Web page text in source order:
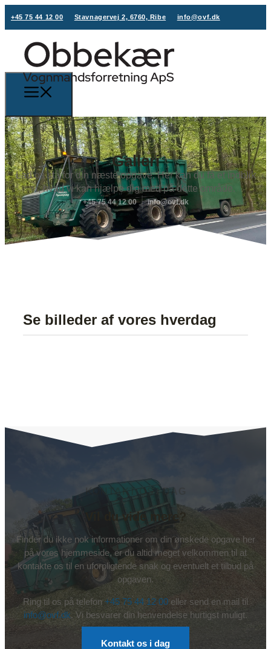
+45 75 44 12 00 Stavnagervej 2, 6760, Ribe info@ovf.dk
Galleri
Lad os stå for din næste opgave. Her kan du få et indblik
i, hvad vi kan hjælpe dig med på dette område.
+45 75 44 12 00 info@ovf.dk
Se billeder af vores hverdag
KONTAKT OS I DAG
Vil du vide mere?
Finder du ikke nok informationer om din ønskede opgave her
på vores hjemmeside, er du altid meget velkommen til at
kontakte os til en uforpligtende snak og eventuelt et tilbud på
opgaven.
Ring til os på telefon +45 75 44 12 00 eller send en mail til
info@ovf.dk. Vi besvarer din henvendelse hurtigst muligt.
Kontakt os i dag